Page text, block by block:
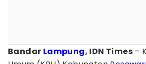
Bandar Lampung, IDN Times –